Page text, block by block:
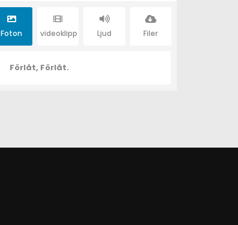
Foton videoklipp Ljud Filer
Förlåt, Förlåt.